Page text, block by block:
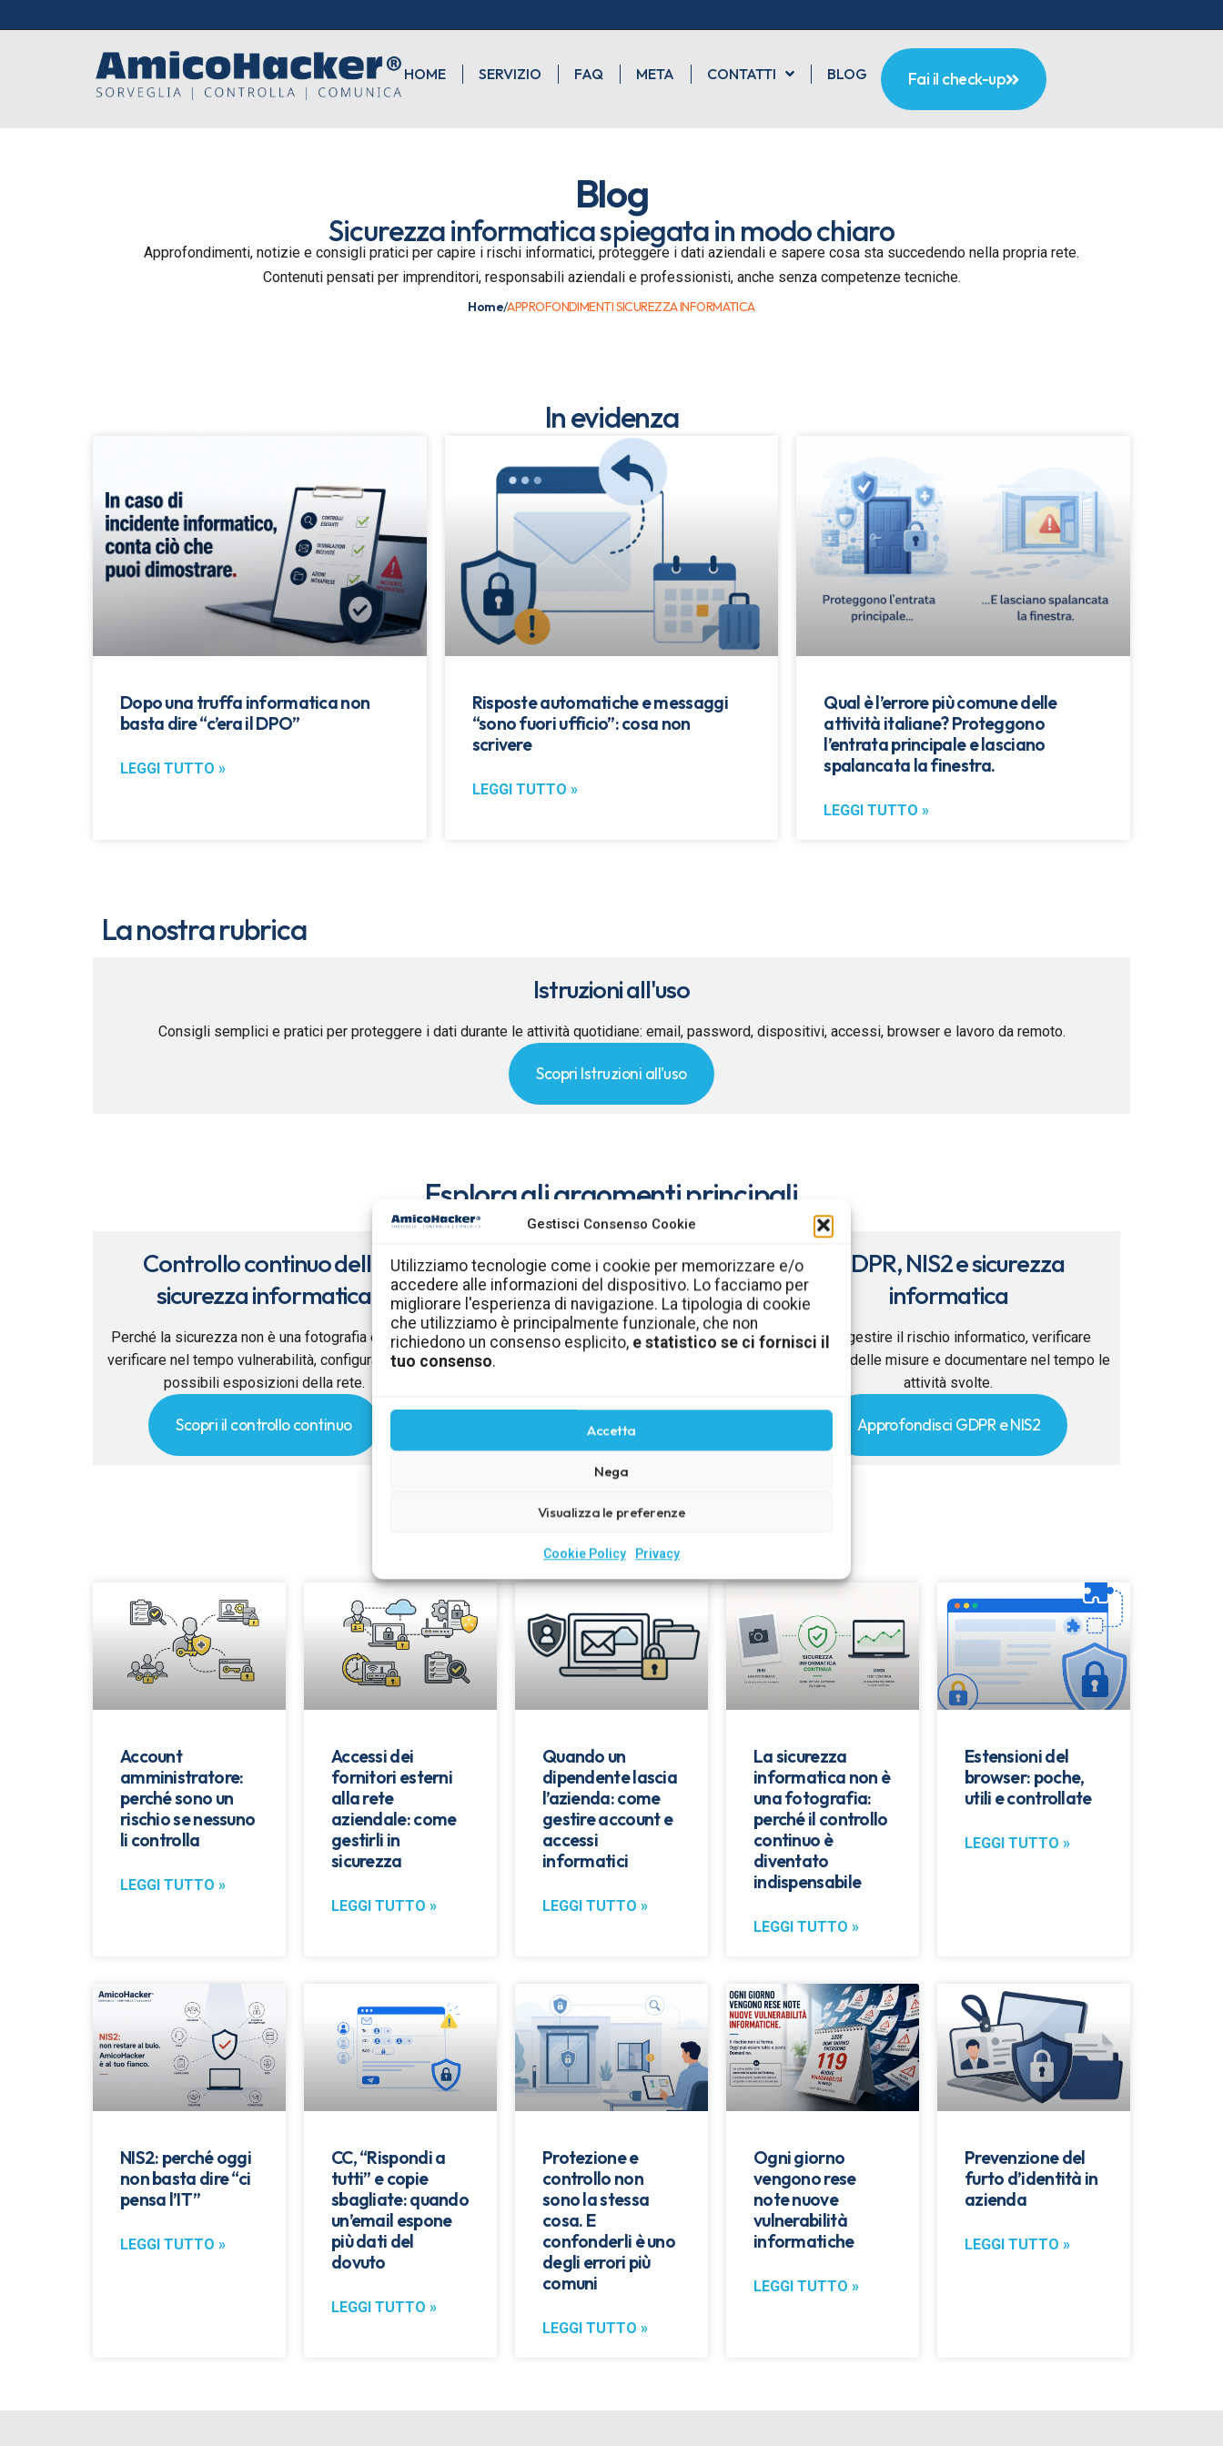
Gestisci Consenso Cookie
Utilizziamo tecnologie come i cookie per memorizzare e/o
accedere alle informazioni del dispositivo. Lo facciamo per
migliorare l'esperienza di navigazione. La tipologia di cookie
che utilizziamo è principalmente funzionale, che non
richiedono un consenso esplicito, e statistico se ci fornisci il
tuo consenso.
Accetta
Nega
Visualizza le preferenze
Cookie Policy Privacy
HOME SERVIZIO FAQ META CONTATTI BLOG Fai il check-up
Blog
Sicurezza informatica spiegata in modo chiaro
Approfondimenti, notizie e consigli pratici per capire i rischi informatici, proteggere i dati aziendali e sapere cosa sta succedendo nella propria rete.
Contenuti pensati per imprenditori, responsabili aziendali e professionisti, anche senza competenze tecniche.
Home/APPROFONDIMENTI SICUREZZA INFORMATICA
In evidenza
Dopo una truffa informatica non
basta dire “c’era il DPO”
LEGGI TUTTO »
Risposte automatiche e messaggi
“sono fuori ufficio”: cosa non
scrivere
LEGGI TUTTO »
Qual è l’errore più comune delle
attività italiane? Proteggono
l’entrata principale e lasciano
spalancata la finestra.
LEGGI TUTTO »
La nostra rubrica
Istruzioni all'uso
Consigli semplici e pratici per proteggere i dati durante le attività quotidiane: email, password, dispositivi, accessi, browser e lavoro da remoto.
Scopri Istruzioni all'uso
Esplora gli argomenti principali
Controllo continuo della
sicurezza informatica
Perché la sicurezza non è una fotografia e come
verificare nel tempo vulnerabilità, configurazioni e
possibili esposizioni della rete.
Scopri il controllo continuo
Cultura della sicurezza
informatica in azienda
Comportamenti, regole e consigli pratici per aiutare
dipendenti, collaboratori e imprenditori a ridurre i
Scopri la cultura della sicurezza
GDPR, NIS2 e sicurezza
informatica
Come gestire il rischio informatico, verificare
l’efficacia delle misure e documentare nel tempo le
attività svolte.
Approfondisci GDPR e NIS2
Ultimi articoli
Account
amministratore:
perché sono un
rischio se nessuno
li controlla
LEGGI TUTTO »
Accessi dei
fornitori esterni
alla rete
aziendale: come
gestirli in
sicurezza
LEGGI TUTTO »
Quando un
dipendente lascia
l’azienda: come
gestire account e
accessi
informatici
LEGGI TUTTO »
La sicurezza
informatica non è
una fotografia:
perché il controllo
continuo è
diventato
indispensabile
LEGGI TUTTO »
Estensioni del
browser: poche,
utili e controllate
LEGGI TUTTO »
NIS2: perché oggi
non basta dire “ci
pensa l’IT”
LEGGI TUTTO »
CC, “Rispondi a
tutti” e copie
sbagliate: quando
un’email espone
più dati del
dovuto
LEGGI TUTTO »
Protezione e
controllo non
sono la stessa
cosa. E
confonderli è uno
degli errori più
comuni
LEGGI TUTTO »
Ogni giorno
vengono rese
note nuove
vulnerabilità
informatiche
LEGGI TUTTO »
Prevenzione del
furto d’identità in
azienda
LEGGI TUTTO »